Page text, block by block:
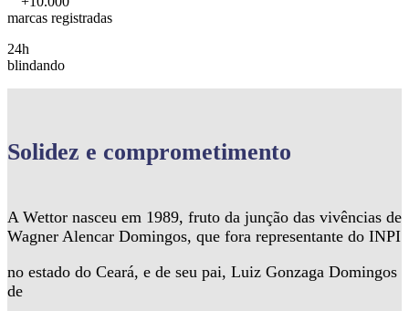
marcas registradas
24h
blindando
Solidez e comprometimento
A Wettor nasceu em 1989, fruto da junção das vivências de
Wagner Alencar Domingos, que fora representante do INPI
no estado do Ceará, e de seu pai, Luiz Gonzaga Domingos
de